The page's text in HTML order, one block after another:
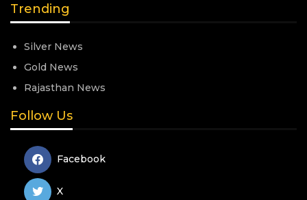
Trending
Silver News
Gold News
Rajasthan News
Follow Us
Facebook
X